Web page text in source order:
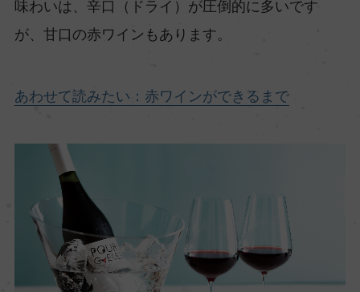
味わいは、辛口（ドライ）が圧倒的に多いです
が、甘口の赤ワインもあります。
あわせて読みたい：赤ワインができるまで